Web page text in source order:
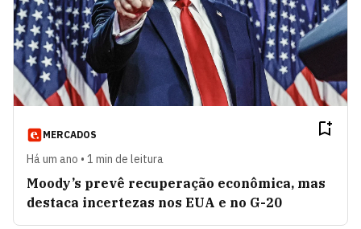
MERCADOS
Há um ano • 1 min de leitura
Moody’s prevê recuperação econômica, mas
destaca incertezas nos EUA e no G-20